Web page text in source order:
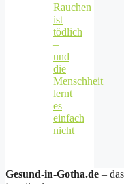
Rauchen
ist
tödlich
–
und
die
Menschheit
lernt
es
einfach
nicht
Gesund-in-Gotha.de –